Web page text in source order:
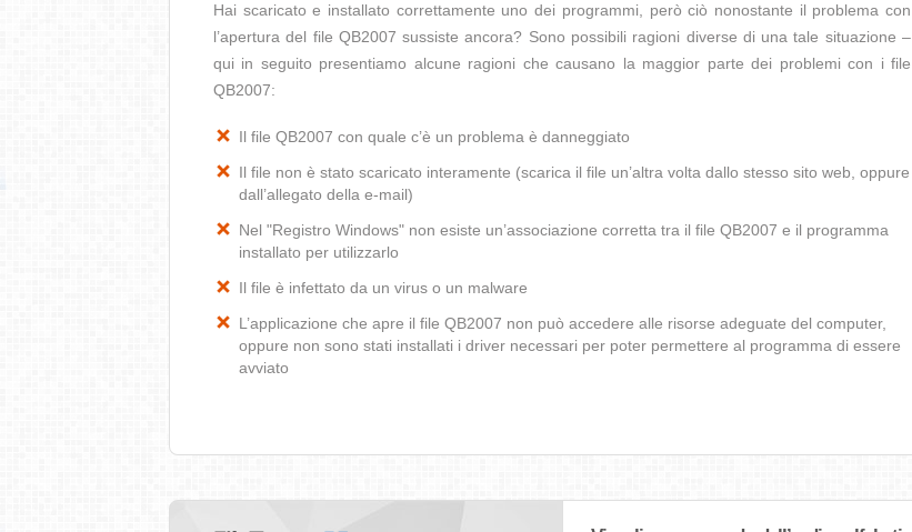
Hai scaricato e installato correttamente uno dei programmi, però ciò nonostante il problema con
l’apertura del file QB2007 sussiste ancora? Sono possibili ragioni diverse di una tale situazione –
qui in seguito presentiamo alcune ragioni che causano la maggior parte dei problemi con i file
QB2007:
Il file QB2007 con quale c’è un problema è danneggiato
Il file non è stato scaricato interamente (scarica il file un’altra volta dallo stesso sito web, oppure
dall’allegato della e-mail)
Nel "Registro Windows" non esiste un’associazione corretta tra il file QB2007 e il programma
installato per utilizzarlo
Il file è infettato da un virus o un malware
L’applicazione che apre il file QB2007 non può accedere alle risorse adeguate del computer,
oppure non sono stati installati i driver necessari per poter permettere al programma di essere
avviato